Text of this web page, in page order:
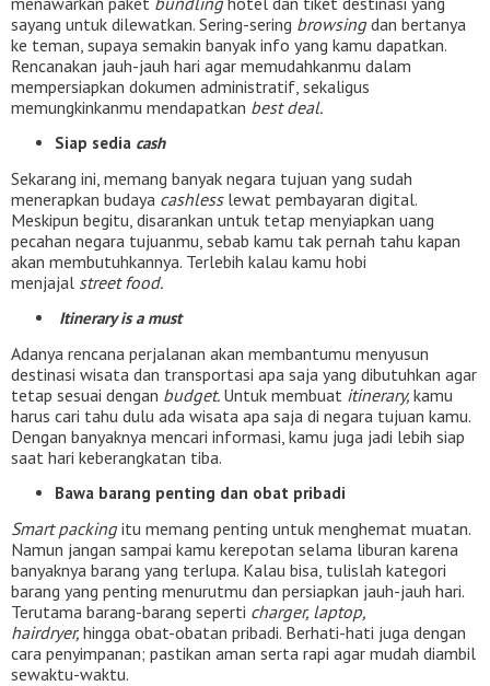
sayang untuk dilewatkan. Sering-sering browsingdan bertanya
ke teman, supaya semakin banyak info yang kamu dapatkan.
Rencanakan jauh-jauh hari agar memudahkanmu dalam
mempersiapkan dokumen administratif, sekaligus
memungkinkanmu mendapatkan best deal.
Siap sedia cash
Sekarang ini, memang banyak negara tujuan yang sudah
menerapkan budaya cashless lewat pembayaran digital.
Meskipun begitu, disarankan untuk tetap menyiapkan uang
pecahan negara tujuanmu, sebab kamu tak pernah tahu kapan
akan membutuhkannya. Terlebih kalau kamu hobi
menjajal street food.
Itinerary is a must
Adanya rencana perjalanan akan membantumu menyusun
destinasi wisata dan transportasi apa saja yang dibutuhkan agar
tetap sesuai dengan budget. Untuk membuat itinerary, kamu
harus cari tahu dulu ada wisata apa saja di negara tujuan kamu.
Dengan banyaknya mencari informasi, kamu juga jadi lebih siap
saat hari keberangkatan tiba.
Bawa barang penting dan obat pribadi
Smart packingitu memang penting untuk menghemat muatan.
Namun jangan sampai kamu kerepotan selama liburan karena
banyaknya barang yang terlupa. Kalau bisa, tulislah kategori
barang yang penting menurutmu dan persiapkan jauh-jauh hari.
Terutama barang-barang seperti charger, laptop,
hairdryer, hingga obat-obatan pribadi. Berhati-hati juga dengan
cara penyimpanan; pastikan aman serta rapi agar mudah diambil
sewaktu-waktu.